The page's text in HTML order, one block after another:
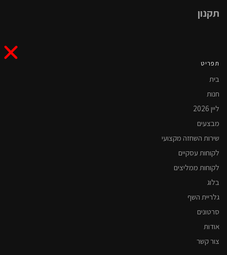
תקנון
תפריט
בית
חנות
ליין 2026
מבצעים
שירות השחזה מקצועי
לקוחות עסקיים
לקוחות ממליצים
בלוג
גלריית השף
סרטונים
אודות
צור קשר